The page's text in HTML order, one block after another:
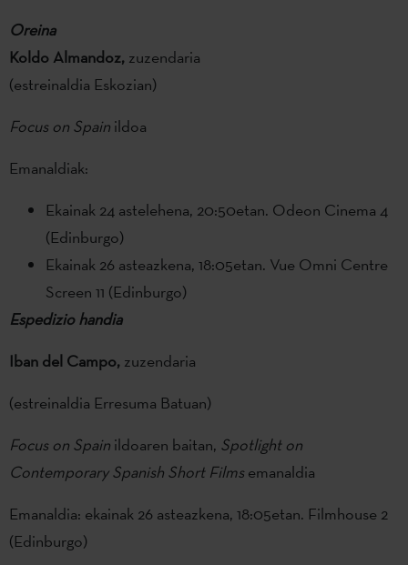
Oreina
Koldo Almandoz, zuzendaria
(estreinaldia Eskozian)
Focus on Spain ildoa
Emanaldiak:
Ekainak 24 astelehena, 20:50etan. Odeon Cinema 4
(Edinburgo)
Ekainak 26 asteazkena, 18:05etan. Vue Omni Centre
Screen 11 (Edinburgo)
Espedizio handia
Iban del Campo, zuzendaria
(estreinaldia Erresuma Batuan)
Focus on Spain ildoaren baitan, Spotlight on
Contemporary Spanish Short Filmsemanaldia
Emanaldia: ekainak 26 asteazkena, 18:05etan. Filmhouse 2
(Edinburgo)